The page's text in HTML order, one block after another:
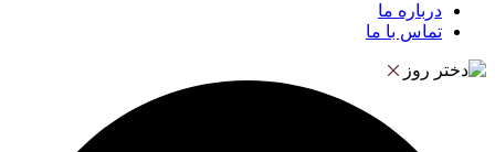
درباره ما
تماس با ما